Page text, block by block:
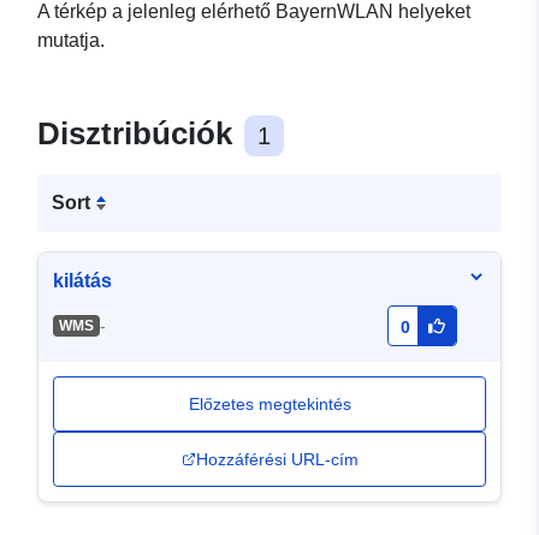
A térkép a jelenleg elérhető BayernWLAN helyeket
mutatja.
Disztribúciók 1
Sort
kilátás
WMS - 0
Előzetes megtekintés
Hozzáférési URL-cím